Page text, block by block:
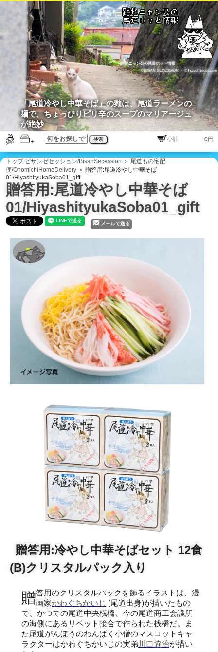
路地ニャン公の尾道ホット情報
©BISAN SECESSION
・©Travel Secession
検索 円
「尾道冷やし中華そば」の麺は、尾道ラーメンの
麺で、ちょっぴりピリ辛のスープのマリアージュ
が絶妙
トップ ビサンゼセッション/BisanSecession ＞ 尾道もの宅配
便/OnomichiHomeDelivery ＞ 贈答用:尾道冷やし中華そば
01/HiyashityukaSoba01_gift
贈答用:尾道冷やし中華そば
01/HiyashityukaSoba01_gift
メールで送る
贈答用:冷やし中華そばセット 12食
(B)クリスタルパック入り
贈答用のクリスタルパックを飾るイラストは、漫画家かわぐちかいじ (尾道出身)が描いたもの
で、かつての尾道中央桟橋、今の尾道商工会議所
の海側にあるリベット接合で作られた桟橋だ。ま
た尾道がんぼうのわんぱく小僧のマスコットキャ
ラクターはかわぐちかいじの実弟 川口協治が描い